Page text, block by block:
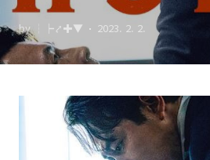
by ┆┝⤤✚▼ 2023. 2. 2.